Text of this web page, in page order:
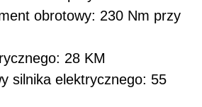
obrotowy: 230 Nm przy
28 KM
silnika elektrycznego: 55